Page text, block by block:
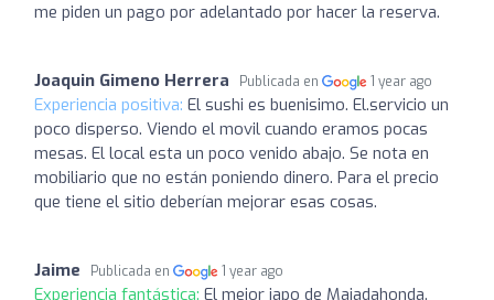
me piden un pago por adelantado por hacer la reserva.
Joaquin Gimeno Herrera Publicada en 1 year ago
Experiencia positiva: El sushi es buenisimo. El.servicio un
poco disperso. Viendo el movil cuando eramos pocas
mesas. El local esta un poco venido abajo. Se nota en
mobiliario que no están poniendo dinero. Para el precio
que tiene el sitio deberían mejorar esas cosas.
Jaime Publicada en 1 year ago
Experiencia fantástica: El mejor japo de Majadahonda.